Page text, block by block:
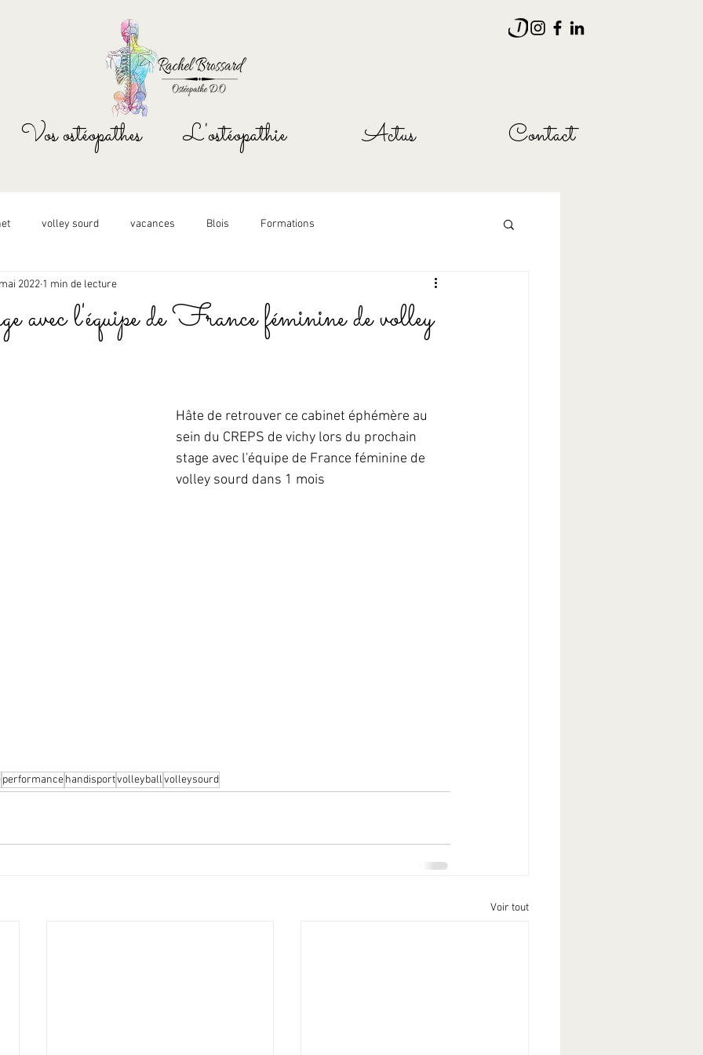
Vos ostéopathes L'ostéopathie Actus Contact
volley sourd vacances Blois Formations
avec l'équipe de France féminine de volley
2022 1 min de lecture
Hâte de retrouver ce cabinet éphémère au
sein du CREPS de vichy lors du prochain
stage avec l'équipe de France féminine de
volley sourd dans 1 mois
performancehandisportvolleyballvolleysourd
Voir tout